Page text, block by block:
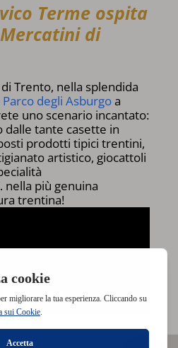
Terme ospita
di
Trento, nella splendida
Parco degli Asburgoa
uno scenario incantato:
dalle tante casette in
prodotti tipici trentini,
artistico, giocattoli
più genuina
trentina!